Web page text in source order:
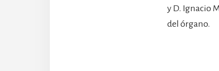
y D. Ignacio
del órgano.